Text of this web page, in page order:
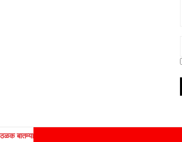
ठळक बातम्या